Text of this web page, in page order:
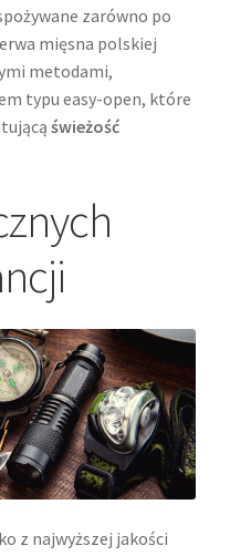
zarówno po
mięsna polskiej
metodami,
typu easy-open, które
świeżość
z najwyższej jakości